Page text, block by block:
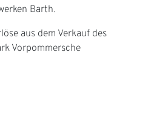
Barth.
aus dem Verkauf des
Vorpommersche